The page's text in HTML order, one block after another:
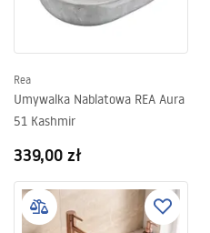
Rea
Umywalka Nablatowa REA Aura
51 Kashmir
339,00 zł